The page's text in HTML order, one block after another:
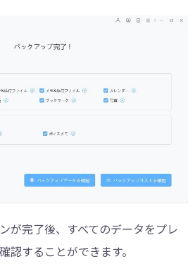
が完了後、すべてのデータをプレ
認することができます。